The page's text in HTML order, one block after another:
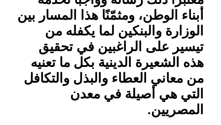
أبناء الوطن، ومثمّنًا هذا المسار بين
الوزارة والبنكين لما يكفله من
تيسير على الراغبين في تحقيق
هذه الشعيرة الدينية بكل ما تعنيه
من معاني العطاء والبذل والتكافل
التي هي أصيلة في معدن
المصريين.